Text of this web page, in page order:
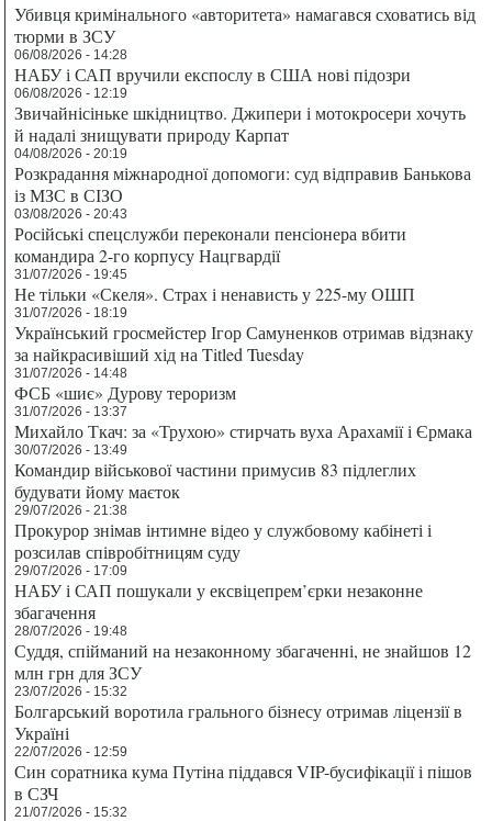
Убивця кримінального «авторитета» намагався сховатись від
тюрми в ЗСУ
06/08/2026 - 14:28
НАБУ і САП вручили експослу в США нові підозри
06/08/2026 - 12:19
Звичайнісіньке шкідництво. Джипери і мотокросери хочуть
й надалі знищувати природу Карпат
04/08/2026 - 20:19
Розкрадання міжнародної допомоги: суд відправив Банькова
із МЗС в СІЗО
03/08/2026 - 20:43
Російські спецслужби переконали пенсіонера вбити
командира 2-го корпусу Нацгвардії
31/07/2026 - 19:45
Не тільки «Скеля». Страх і ненависть у 225-му ОШП
31/07/2026 - 18:19
Український гросмейстер Ігор Самуненков отримав відзнаку
за найкрасивіший хід на Titled Tuesday
31/07/2026 - 14:48
ФСБ «шиє» Дурову тероризм
31/07/2026 - 13:37
Михайло Ткач: за «Трухою» стирчать вуха Арахамії і Єрмака
30/07/2026 - 13:49
Командир військової частини примусив 83 підлеглих
будувати йому маєток
29/07/2026 - 21:38
Прокурор знімав інтимне відео у службовому кабінеті і
розсилав співробітницям суду
29/07/2026 - 17:09
НАБУ і САП пошукали у ексвіцепрем’єрки незаконне
збагачення
28/07/2026 - 19:48
Суддя, спійманий на незаконному збагаченні, не знайшов 12
млн грн для ЗСУ
23/07/2026 - 15:32
Болгарський воротила грального бізнесу отримав ліцензії в
Україні
22/07/2026 - 12:59
Син соратника кума Путіна піддався VIP-бусифікації і пішов
в СЗЧ
21/07/2026 - 15:32